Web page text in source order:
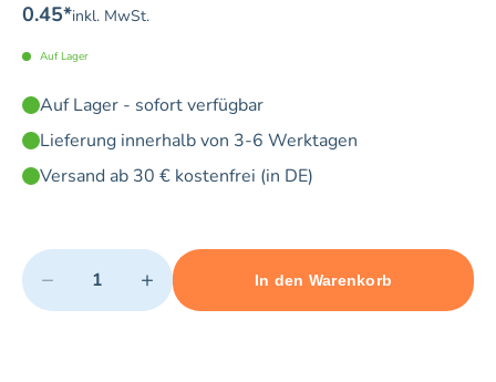
0.45*inkl. MwSt.
Auf Lager
Auf Lager - sofort verfügbar
Lieferung innerhalb von 3-6 Werktagen
Versand ab 30 € kostenfrei (in DE)
Quantity
− +
Minimum quantity: 1 Maximum quantity: 3
In den Warenkorb
Add 1 item to cart